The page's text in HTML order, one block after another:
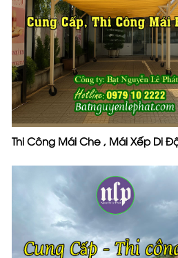
Thi Công Mái Che , Mái Xếp Di